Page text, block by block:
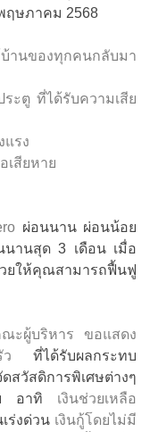
ฤษภาคม 2568
นของทุกคนกลับมา
ะตู ที่ได้รับความเสีย
แรง
เสียหาย
ผ่อนนาน ผ่อนน้อย
นานสุด 3 เดือน เมื่อ
ยให้คุณสามารถฟื้นฟู
ะผู้บริหาร ขอแสดง
ที่ได้รับผลกระทบ
สวัสดิการพิเศษต่างๆ
บ อาทิ เงินช่วยเหลือ
ร่งด่วน เงินกู้โดยไม่มี